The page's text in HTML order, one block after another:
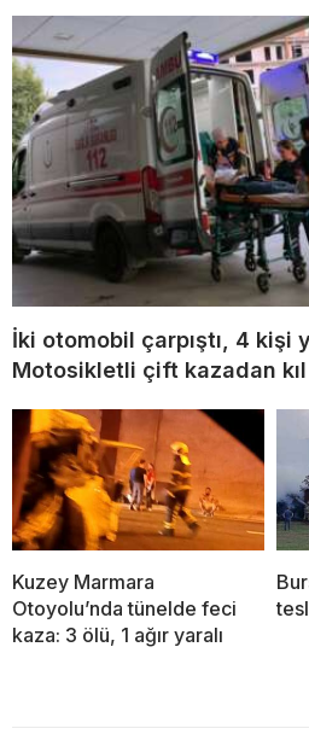
İki otomobil çarpıştı, 4 kişi
Motosikletli çift kazadan
Kuzey Marmara
Otoyolu’nda tünelde feci
kaza: 3 ölü, 1 ağır yaralı